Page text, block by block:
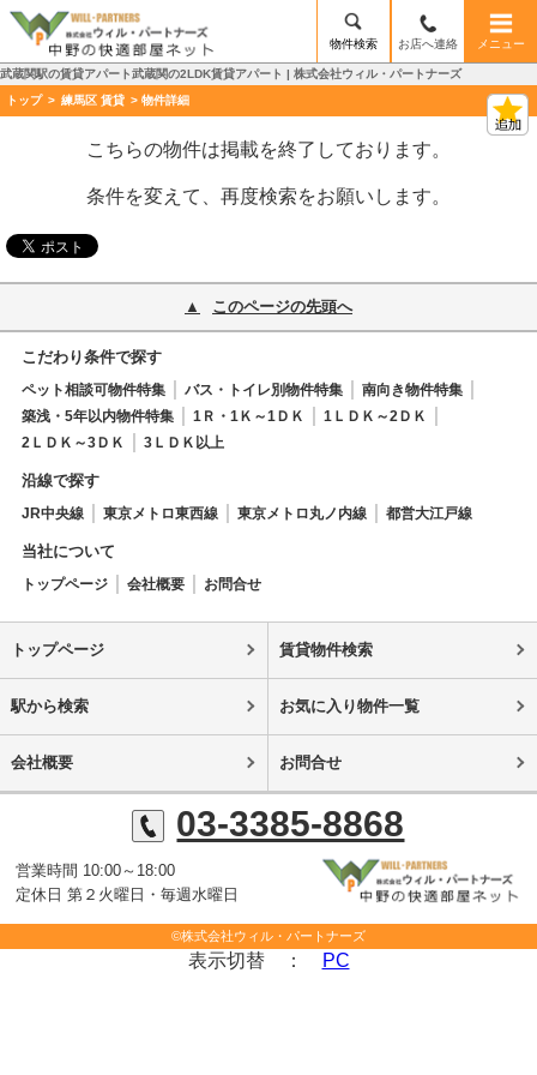
物件検索 お店へ連絡 メニュー
武蔵関駅の賃貸アパート武蔵関の2LDK賃貸アパート | 株式会社ウィル・パートナーズ
トップ > 練馬区 賃貸 > 物件詳細
こちらの物件は掲載を終了しております。
条件を変えて、再度検索をお願いします。
このページの先頭へ
こだわり条件で探す
ペット相談可物件特集 バス・トイレ別物件特集
南向き物件特集
築浅・5年以内物件特集
1Ｒ・1Ｋ～1ＤＫ
1ＬＤＫ～2ＤＫ
2ＬＤＫ～3ＤＫ
3ＬＤＫ以上
沿線で探す
JR中央線 東京メトロ東西線 東京メトロ丸ノ内線 都営大江戸線
当社について
トップページ 会社概要 お問合せ
トップページ 賃貸物件検索
駅から検索 お気に入り物件一覧
会社概要 お問合せ
03-3385-8868
営業時間 10:00～18:00
定休日 第２火曜日・毎週水曜日
©株式会社ウィル・パートナーズ
表示切替 ： PC